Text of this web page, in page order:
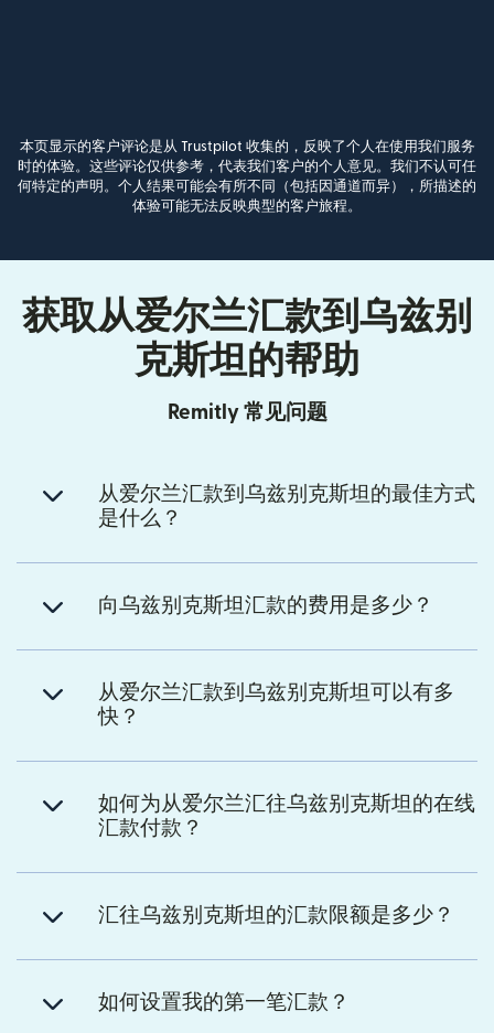
本页显示的客户评论是从 Trustpilot 收集的，反映了个人在使用我们服务
时的体验。这些评论仅供参考，代表我们客户的个人意见。我们不认可任
何特定的声明。个人结果可能会有所不同（包括因通道而异），所描述的
体验可能无法反映典型的客户旅程。
获取从爱尔兰汇款到乌兹别
克斯坦的帮助
Remitly 常见问题
从爱尔兰汇款到乌兹别克斯坦的最佳方式
是什么？
向乌兹别克斯坦汇款的费用是多少？
从爱尔兰汇款到乌兹别克斯坦可以有多
快？
如何为从爱尔兰汇往乌兹别克斯坦的在线
汇款付款？
汇往乌兹别克斯坦的汇款限额是多少？
如何设置我的第一笔汇款？